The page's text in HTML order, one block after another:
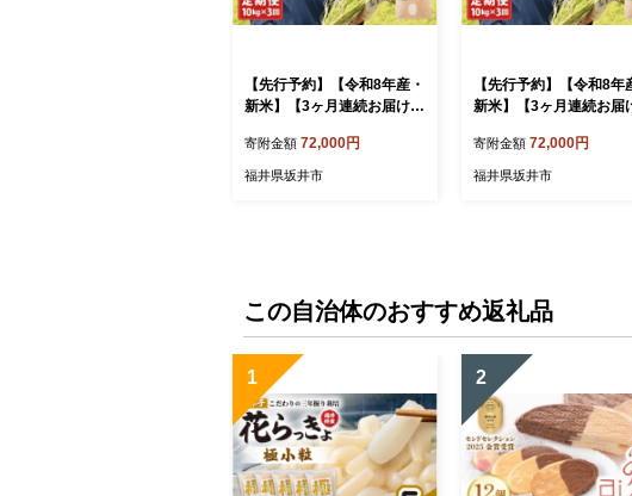
【先行予約】【令和8年産・
新米】【3ヶ月連続お届け】
ヒカリ 10kg × 3回 計30kg
【2026年10月上旬以降順次
ご飯 おいしい 人気 ふるさ
と納税米】 [G-0229_02]
寄附金額 72,000円
福井県坂井市
【先行予約】【令和8年
新米】【3ヶ月連続お届
ヒカリ 10kg × 3回 計
【2026年10月上旬以降
ご飯 おいしい 人気 ふるさ
と納税米】 [G-0229_01]
寄附金額 72,000円
福井県坂井市
この自治体のおすすめ返礼品
1 2